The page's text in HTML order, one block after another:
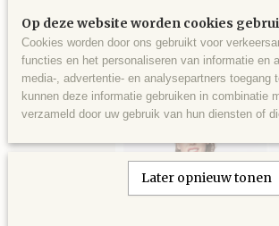
3 bollen voor een trui
40% Merino Superwash,
Op deze website worden cookies
Cookies worden door ons gebruikt voor
functies en het personaliseren van informatie en
media-, advertentie- en analysepartners
kunnen deze informatie gebruiken in combinatie
verzameld door uw gebruik van hun diensten of
Later opnieuw tonen